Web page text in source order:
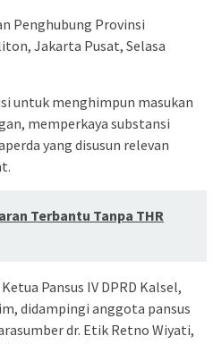
Penghubung Provinsi
Jakarta Pusat, Selasa
untuk menghimpun masukan
memperkaya substansi
yang disusun relevan
Terbantu Tanpa THR
Pansus IV DPRD Kalsel,
didampingi anggota pansus
dr. Etik Retno Wiyati,